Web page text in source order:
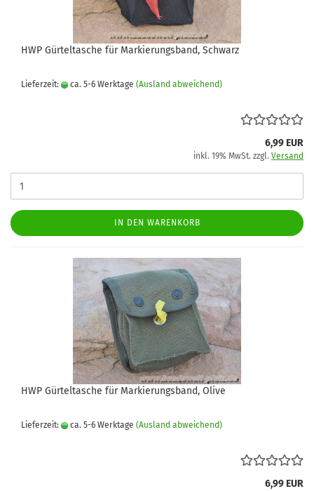
HWP Gürteltasche für Markierungsband, Schwarz
Lieferzeit: ca. 5-6 Werktage (Ausland abweichend)
6,99 EUR
inkl. 19% MwSt. zzgl. Versand
IN DEN WARENKORB
HWP Gürteltasche für Markierungsband, Olive
Lieferzeit: ca. 5-6 Werktage (Ausland abweichend)
6,99 EUR